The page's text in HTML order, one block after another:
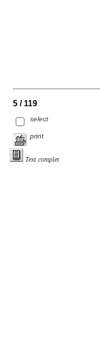
5 / 119
select
print
Text complet